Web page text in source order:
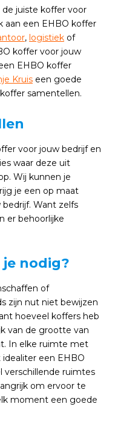
juiste koffer voor
aan een EHBO koffer
, logistiek of
koffer voor jouw
EHBO koffer
Kruis een goede
samentellen.
voor jouw bedrijf en
waar deze uit
Wij kunnen je
je een op maat
Want zelfs
er behoorlijke
nodig?
of
zijn nut niet bewijzen
hoeveel koffers heb
van de grootte van
In elke ruimte met
een EHBO
verschillende ruimtes
om ervoor te
moment een goede